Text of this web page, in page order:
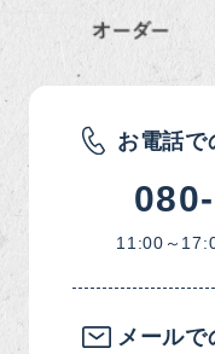
お電話で
11:00～
メール